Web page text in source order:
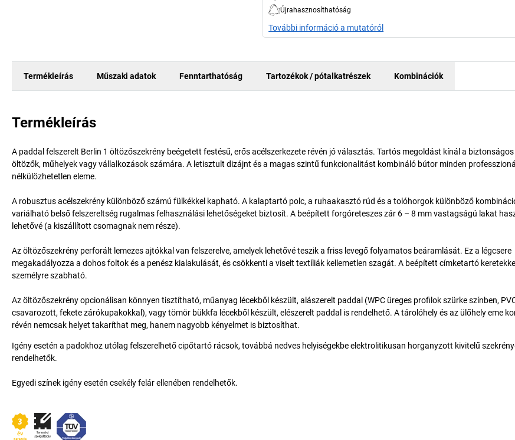
Újrahasznosíthatóság
További információ a mutatóról
Termékleírás Műszaki adatok Fenntarthatóság Tartozékok / pótalkatrészek Kombinációk
Termékleírás
A paddal felszerelt Berlin 1 öltözőszekrény beégetett festésű, erős acélszerkezete révén jó választás. Tartós megoldást kínál a
öltözők, műhelyek vagy vállalkozások számára. A letisztult dizájnt és a magas szintű funkcionalitást kombináló bútor minden
nélkülözhetetlen eleme.
A robusztus acélszekrény különböző számú fülkékkel kapható. A kalaptartó polc, a ruhaakasztó rúd és a tolóhorgok különböző
variálható belső felszereltség rugalmas felhasználási lehetőségeket biztosít. A beépített forgóreteszes zár 6 – 8 mm vastagságú lakat
lehetővé (a kiszállított csomagnak nem része).
Az öltözőszekrény perforált lemezes ajtókkal van felszerelve, amelyek lehetővé teszik a friss levegő folyamatos beáramlását. Ez a légcsere
megakadályozza a dohos foltok és a penész kialakulását, és csökkenti a viselt textíliák kellemetlen szagát. A beépített címketartó
személyre szabható.
Az öltözőszekrény opcionálisan könnyen tisztítható, műanyag lécekből készült, alászerelt paddal (WPC üreges profilok szürke színben,
csavarozott, fekete zárókupakokkal), vagy tömör bükkfa lécekből készült, elészerelt paddal is rendelhető. A tárolóhely és az ülőhely eme
révén nemcsak helyet takaríthat meg, hanem nagyobb kényelmet is biztosíthat.
Igény esetén a padokhoz utólag felszerelhető cipőtartó rácsok, továbbá nedves helyiségekbe elektrolitikusan horganyzott kivitelű
rendelhetők.
Egyedi színek igény esetén csekély felár ellenében rendelhetők.